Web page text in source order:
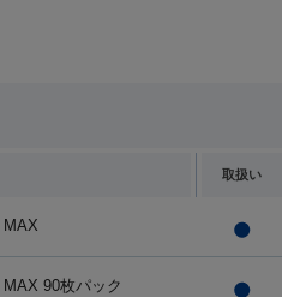
取扱い
MAX
MAX 90枚パック